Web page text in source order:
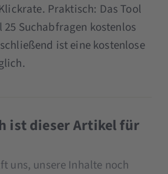
Praktisch: Das Tool
Suchabfragen kostenlos
ist eine kostenlose
ist dieser Artikel für
uns, unsere Inhalte noch